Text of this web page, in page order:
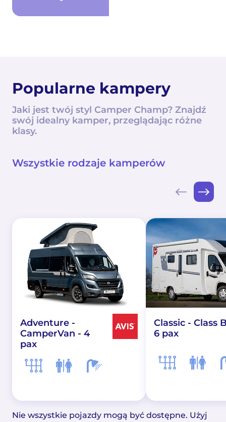
Popularne kampery
Jaki jest twój styl Camper Champ? Znajdź
swój idealny kamper, przeglądając różne
klasy.
Wszystkie rodzaje kamperów
Adventure -
CamperVan - 4
pax
Classic - Class
6 pax
Nie wszystkie pojazdy mogą być dostępne. Użyj